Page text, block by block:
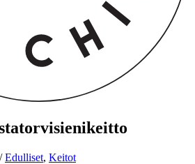
/ Edulliset, Keitot